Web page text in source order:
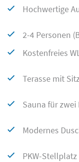
Hochwertige
2-4 Personen
Kostenfreies
Terasse mit
Sauna für
Modernes
PKW-Stellplatz